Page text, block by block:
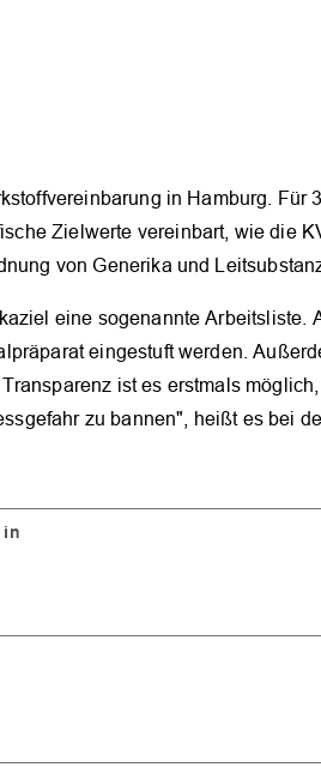
in Hamburg. Für
Zielwerte vereinbart, wie die
von Generika und
eine sogenannte Arbeitsliste.
eingestuft werden.
ist es erstmals
zu bannen", heißt es bei
in